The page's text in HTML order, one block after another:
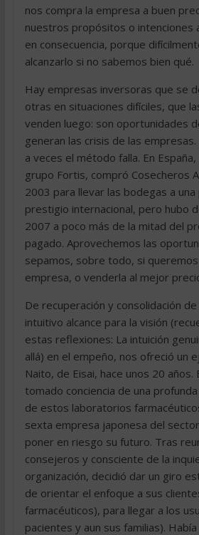
nos compra la empresa a buen
nuestros propósitos o intenciones
en consecuencia, porque
alcanzarlo si no sabemos bien qué.
Hay empresas inversoras que se
otras en situaciones difíciles, que
venden luego: son oportunidades
generan las crisis de las
a veces el método falla. En
grupo Fortis, compró Cosecheros
2003 para llevar las bodegas a
prestigio internacional, pero hubo
2007 a poco más de la mitad del
pagado. Aprovechemos las
sepamos, sobre todo, si
empresa, o venderla al mejor
De recuperación y consolidación
intuitivo alcance para la visión
estas reflexiones: La intuición
allá) en el empeño, nos ofreció un
Naito, de Eisai, hace unos 20 años.
tomado conciencia de una
de estos laboratorios
sexta empresa japonesa del
poner en riesgo su futuro. Tras
consejeros y consciente de la
organización, decidió dar un giro
de orientar el enfoque a sus
farmacéuticos), para llegar a los
pacientes y aun sus familias).